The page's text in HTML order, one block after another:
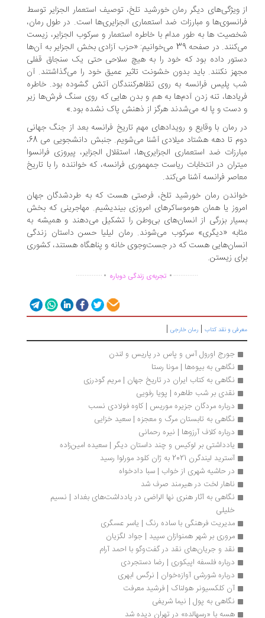
ویژگی‌های دیگر رمان خورشید تلخ، توصیف استعمار الجزایر توسط
و مبارزات ضد استعماری الجزایری‌ها است. در طول رمان،
ها به طور مدام با خاطره استعمار و سرکوب الجزایر، زیست
می‌کنند. در صفحه 39 می‌خوانیم: «حزب آزادی بخش الجزایر به آن‌ها
داده بود که خود را به هیچ سلاحی حتی یک سنجاق قفلی
نکنند. باید بدون خشونت تاثیر عمیق خود را می‌گذاشتند. آن
پلیس فرانسه به روی تظاهرکنندگان آتش گشوده بود. خاطره
تنه زدن آدم‌ها به هم و بدن هایی که روی سنگ فرش‌ها زیر
و پا له می‌شدند هرگز از ذهنش پاک نشده بود.»
رمان با وقایع و رویدادهای مهم تاریخ فرانسه بعد از جنگ جهانی
ضد استعماری الجزایری‌ها، استقلال الجزایر، پیروزی فرانسوا
در انتخابات ریاست جمهموری فرانسه، که خواننده را با تاریخ
فرانسه آشنا می‌کند.
رمان خورشید تلخ، فرصتی هست که به طردشدگان جهان
یا همان هوموساکرهای امروزی بیندیشیم. مهاجرینی که بخش
بزرگی از انسان‌های بی‌وطن را تشکیل می‌دهند و همیشه به
«دیگری» سرکوب می‌شوند. رمان لیلیا حسن داستان زندگی
هست که در جست‌و‌جوی خانه و پناهگاه هستند، کشوری
زیستن.
............... .تجربه‌ی زندگی دوباره ...............
و نقد کتاب|رمان خارجی|
جورج اورول آس و پاس در پاریس و لندن
نگاهی به بیوه‌ها | مونا رستا
نگاهی به کتاب ایران در تاریخ جهان | مریم گودرزی
نقدی بر شب طاهره | پویا رفویی
درباره مردگان جزیره‌ موریس | کاوه فولادی نسب
نگاهی به تابستان مرگ و معجزه | سعید خزایی
درباره کلاف آرزوها | نیره رحمانی
یادداشتی بر لوکیس و چند داستان دیگر | سعیده امین‌زاده
آسترید لیندگرن 2021 به ژان کلود مورلوا رسید
در حاشیه شهری از خواب | سبا دادخواه
ناهار لخت در هیرمند صرف شد
مدیریت فرهنگی با ساده رنگ | یاسر عسگری
مروری بر شهر همنوازان سپید | جواد لگزیان
نقد و جریان‌های نقد در گفت‌وگو با احمد آرام
درباره فلسفه اپیکوری | رضا دستجردی
درباره شورشی آوازه‌خوان | نرگس ابهری
آن کلکسیونر هولناک | فرشید معرفت
نگاهی به پول | نیما شریفی
هسه با «رسهالده» در تهران دیده شد